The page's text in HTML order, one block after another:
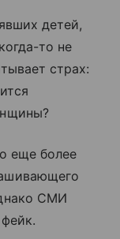
детей,
то не
страх:
еще более
СМИ